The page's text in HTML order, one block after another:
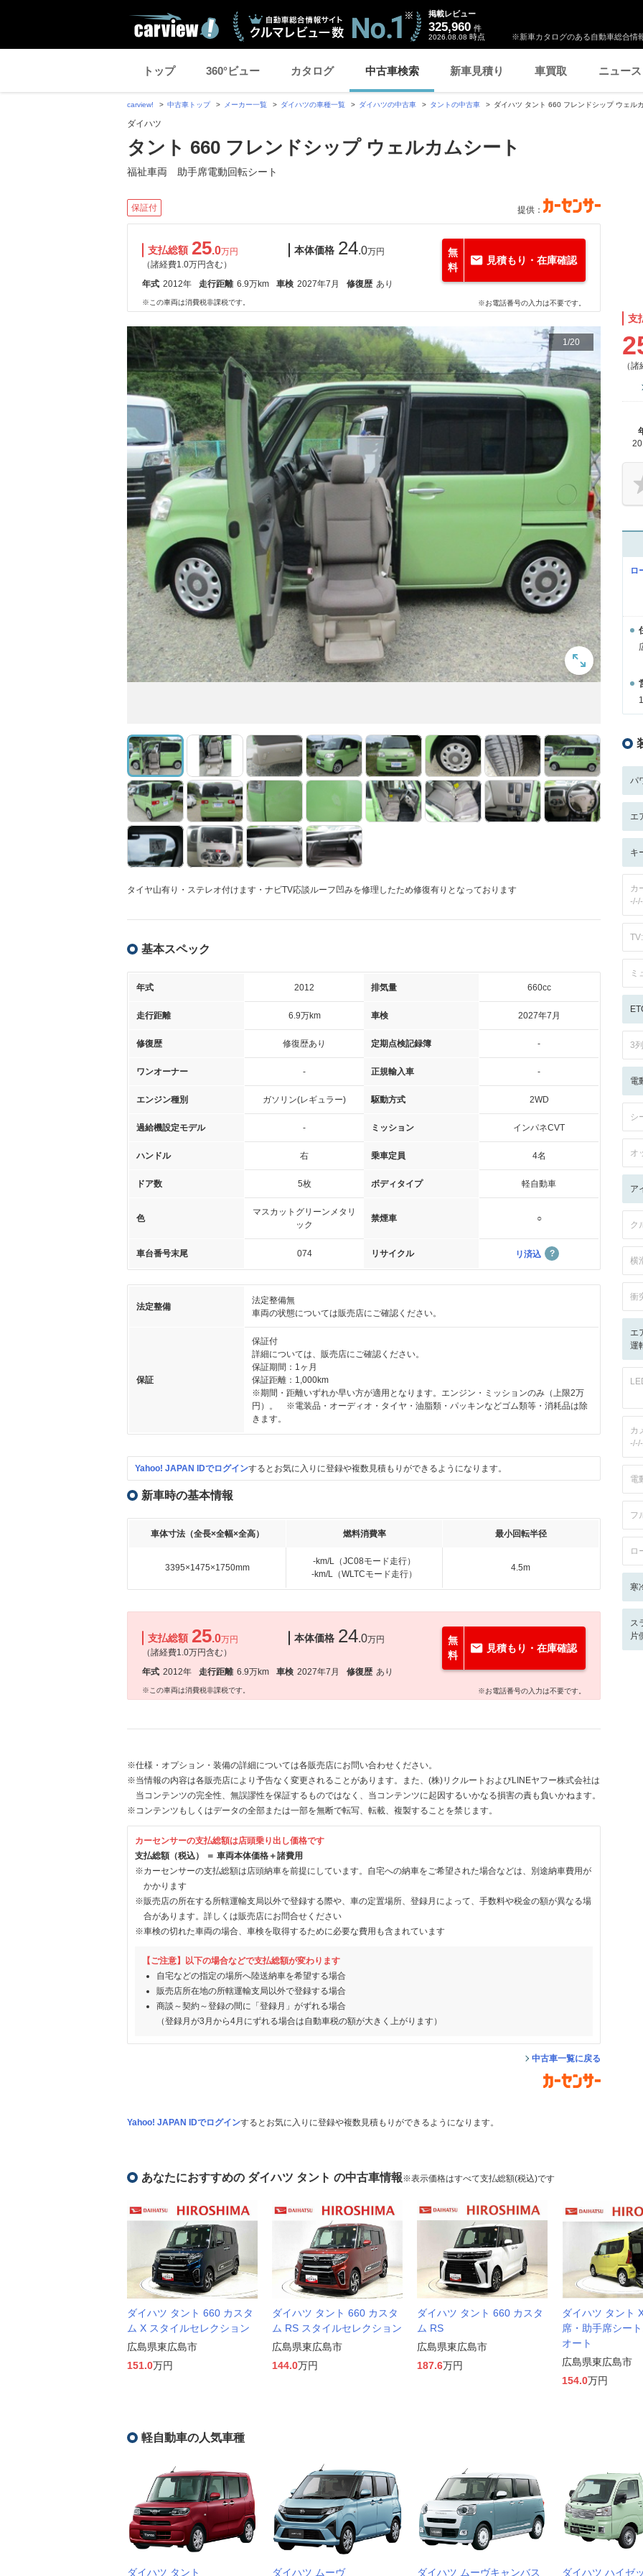
※新車カタログのある自動車総合情
掲載レビュー
325,960 件
2026.08.08 時点
トップ 360°ビュー カタログ 中古車検索 新車見積り 車買取 ニュース
carview! 中古車トップ メーカー一覧 ダイハツの車種一覧 ダイハツの中古車 タントの中古車 ダイハツ タント 660 フレンドシップ ウェ
ダイハツ
タント 660 フレンドシップ ウェルカムシート
福祉車両 助手席電動回転シート
保証付 提供：
支払総額 25.0万円
（諸経費1.0万円含む）
本体価格 24.0万円
年式 2012年 走行距離 6.9万km 車検 2027年7月 修復歴 あり
※この車両は消費税非課税です。
無
料
見積もり・在庫確認
※お電話番号の入力は不要です。
1/20
タイヤ山有り・ステレオ付けます・ナビTV応談ルーフ凹みを修理したため修復有りとなっております
基本スペック
年式 2012 排気量 660cc
走行距離 6.9万km 車検 2027年7月
修復歴 修復歴あり 定期点検記録簿 -
ワンオーナー - 正規輸入車 -
エンジン種別 ガソリン(レギュラー) 駆動方式 2WD
過給機設定モデル - ミッション インパネCVT
ハンドル 右 乗車定員 4名
ドア数 5枚 ボディタイプ 軽自動車
色
マスカットグリーンメタリ
ック
禁煙車 ○
車台番号末尾 074 リサイクル リ済込
法定整備
法定整備無
車両の状態については販売店にご確認ください。
保証
保証付
詳細については、販売店にご確認ください。
保証期間：1ヶ月
保証距離：1,000km
※期間・距離いずれか早い方が適用となります。エンジン・ミッションのみ（上限2万
円）。 ※電装品・オーディオ・タイヤ・油脂類・パッキンなどゴム類等・消耗品は除
きます。
Yahoo! JAPAN IDでログインするとお気に入りに登録や複数見積もりができるようになります。
新車時の基本情報
車体寸法（全長×全幅×全高） 燃料消費率 最小回転半径
3395×1475×1750mm
-km/L（JC08モード走行）
-km/L（WLTCモード走行）
4.5m
支払総額 25.0万円
（諸経費1.0万円含む）
本体価格 24.0万円
年式 2012年 走行距離 6.9万km 車検 2027年7月 修復歴 あり
※この車両は消費税非課税です。
無
料
見積もり・在庫確認
※お電話番号の入力は不要です。
※仕様・オプション・装備の詳細については各販売店にお問い合わせください。
※当情報の内容は各販売店により予告なく変更されることがあります。また、(株)リクルートおよびLINEヤフー株式会社は
当コンテンツの完全性、無誤謬性を保証するものではなく、当コンテンツに起因するいかなる損害の責も負いかねます。
※コンテンツもしくはデータの全部または一部を無断で転写、転載、複製することを禁じます。
カーセンサーの支払総額は店頭乗り出し価格です
支払総額（税込） ＝ 車両本体価格＋諸費用
※カーセンサーの支払総額は店頭納車を前提にしています。自宅への納車をご希望された場合などは、別途納車費用が
かかります
※販売店の所在する所轄運輸支局以外で登録する際や、車の定置場所、登録月によって、手数料や税金の額が異なる場
合があります。詳しくは販売店にお問合せください
※車検の切れた車両の場合、車検を取得するために必要な費用も含まれています
【ご注意】以下の場合などで支払総額が変わります
自宅などの指定の場所へ陸送納車を希望する場合
販売店所在地の所轄運輸支局以外で登録する場合
商談～契約～登録の間に「登録月」がずれる場合
（登録月が3月から4月にずれる場合は自動車税の額が大きく上がります）
中古車一覧に戻る
Yahoo! JAPAN IDでログインするとお気に入りに登録や複数見積もりができるようになります。
支
（
ロ
パ
エ
キ
カ
ミ
3
電
シ
オ
ア
ク
横
衝
エ
運
カ
電
フ
ロ
寒
ス
片
あなたにおすすめの ダイハツ タント の中古車情報※表示価格はすべて支払総額(税込)です
ダイハツ タント 660 カスタ
ム X スタイルセレクション
広島県東広島市
151.0万円
ダイハツ タント 660 カスタ
ム RS スタイルセレクション
広島県東広島市
144.0万円
ダイハツ タント 660 カスタ
ム RS
広島県東広島市
187.6万円
ダイハツ タント
席・助手席シー
オート
広島県東広島市
154.0万円
軽自動車の人気車種
ダイハツ タント ダイハツ ムーヴ ダイハツ ムーヴキャンバス ダイハツ ハイゼ